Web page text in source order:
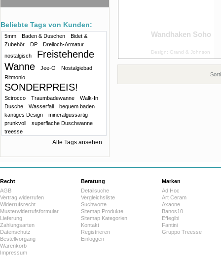
Wandhaken Soho
Design: Grand & Johnson
Beliebte Tags von Kunden:
5mm Baden & Duschen
Bidet &
Zubehör
DP
Dreiloch-Armatur
nostalgisch
Freistehende
Wanne
Jee-O
Nostalgiebad
Ritmonio
SONDERPREIS!
Scirocco Traumbadewanne
Walk-In
Dusche
Wasserfall
bequem baden
kantiges Design
mineralgussartig
prunkvoll
superflache Duschwanne
treesse
Alle Tags ansehen
Recht
AGB
Vertrag widerrufen
Widerrufsrecht
Musterwiderrufsformular
Lieferung
Zahlungsarten
Datenschutz
Bestellvorgang
Warenkorb
Impressum
Beratung
Detailsuche
Vergleichsliste
Suchworte
Sitemap Produkte
Sitemap Kategorien
Kontakt
Registrieren
Einloggen
Marken
Ad Hoc
Art Ceram
Axaone
Banos10
Effegibi
Fantini
Gruppo Treesse